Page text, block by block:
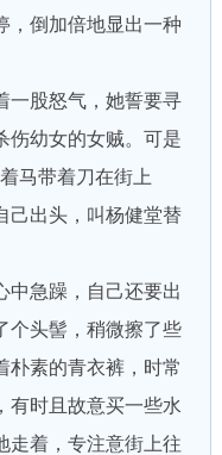
，倒加倍地显出一种
股怒气，她誓要寻
伤幼女的女贼。可是
马带着刀在街上
己出头，叫杨健堂替
急躁，自己还要出
个头髻，稍微擦了些
朴素的青衣裤，时常
有时且故意买一些水
走着，专注意街上往